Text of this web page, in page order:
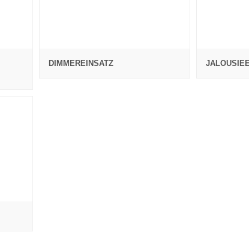
DIMMEREINSATZ